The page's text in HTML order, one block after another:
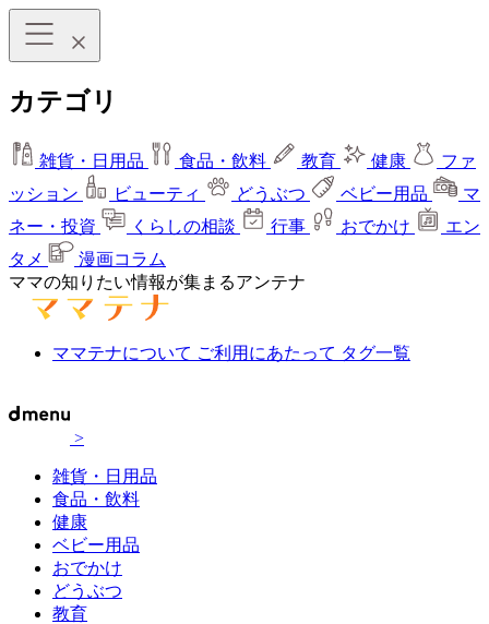
カテゴリ
雑貨・日用品 食品・飲料 教育 健康
ファ
ッション
ビューティ どうぶつ ベビー用品
マ
ネー・投資
くらしの相談 行事 おでかけ
エン
タメ
漫画コラム
ママの知りたい情報が集まるアンテナ
ママテナについて ご利用にあたって タグ一覧
>
雑貨・日用品
食品・飲料
健康
ベビー用品
おでかけ
どうぶつ
教育